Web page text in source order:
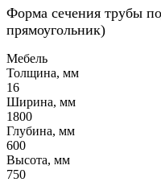
Форма сечения трубы
прямоугольник)
Мебель
Толщина, мм
16
Ширина, мм
1800
Глубина, мм
600
Высота, мм
750